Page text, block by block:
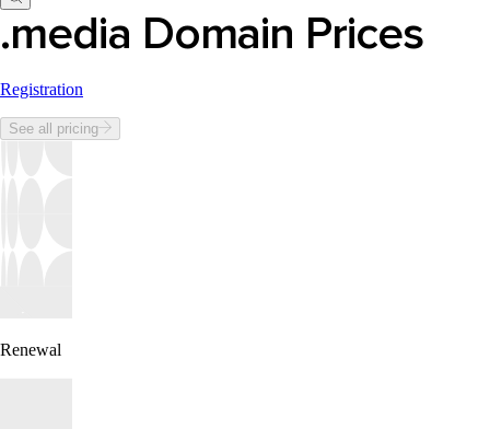
.media Domain Prices
Registration
See all pricing
Renewal